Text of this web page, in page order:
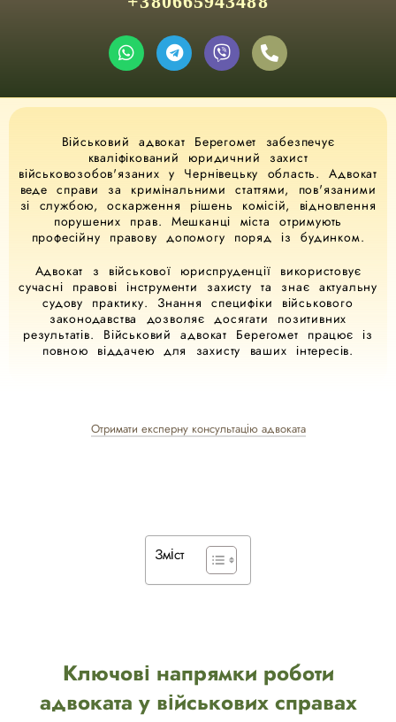
Військовий адвокат Берегомет забезпечує
кваліфікований юридичний захист
військовозобов'язаних у Чернівецьку область. Адвокат
веде справи за кримінальними статтями, пов'язаними
зі службою, оскарження рішень комісій, відновлення
порушених прав. Мешканці міста отримують
професійну правову допомогу поряд із будинком.
Адвокат з військової юриспруденції використовує
сучасні правові інструменти захисту та знає актуальну
судову практику. Знання специфіки військового
законодавства дозволяє досягати позитивних
результатів. Військовий адвокат Берегомет працює із
повною віддачею для захисту ваших інтересів.
Отримати експерну консультацію адвоката
Зміст
Ключові напрямки роботи
адвоката у військових справах